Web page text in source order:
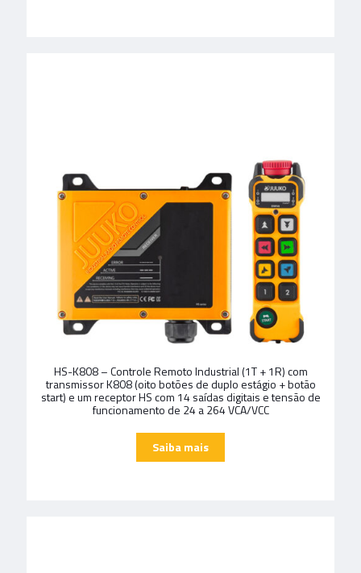
HS-K808 – Controle Remoto Industrial (1T + 1R) com
transmissor K808 (oito botões de duplo estágio + botão
start) e um receptor HS com 14 saídas digitais e tensão de
funcionamento de 24 a 264 VCA/VCC